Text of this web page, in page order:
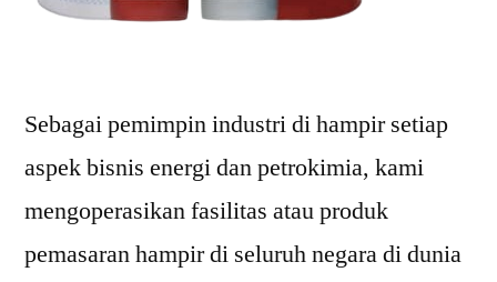
Sebagai pemimpin industri di hampir setiap
aspek bisnis energi dan petrokimia, kami
mengoperasikan fasilitas atau produk
pemasaran hampir di seluruh negara di dunia